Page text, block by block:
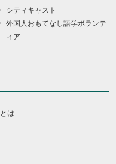
シティキャスト
外国人おもてなし語学ボランテ
ィア
は